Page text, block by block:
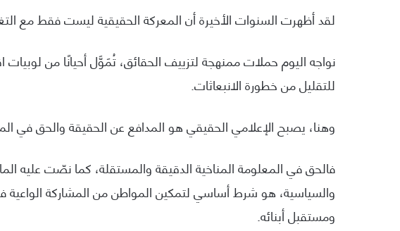
لقد أظهرت السنوات الأخيرة أن المعركة الحقيقية ليست فقط مع
نواجه اليوم حملات ممنهجة لتزييف الحقائق، تُمَوَّل أحيانًا من
للتقليل من خطورة الانبعاثات.
وهنا، يصبح الإعلامي الحقيقي هو المدافع عن الحقيقة والحق في
والسياسية، هو شرط أساسي لتمكين المواطن من المشاركة الواعية
ومستقبل أبنائه.